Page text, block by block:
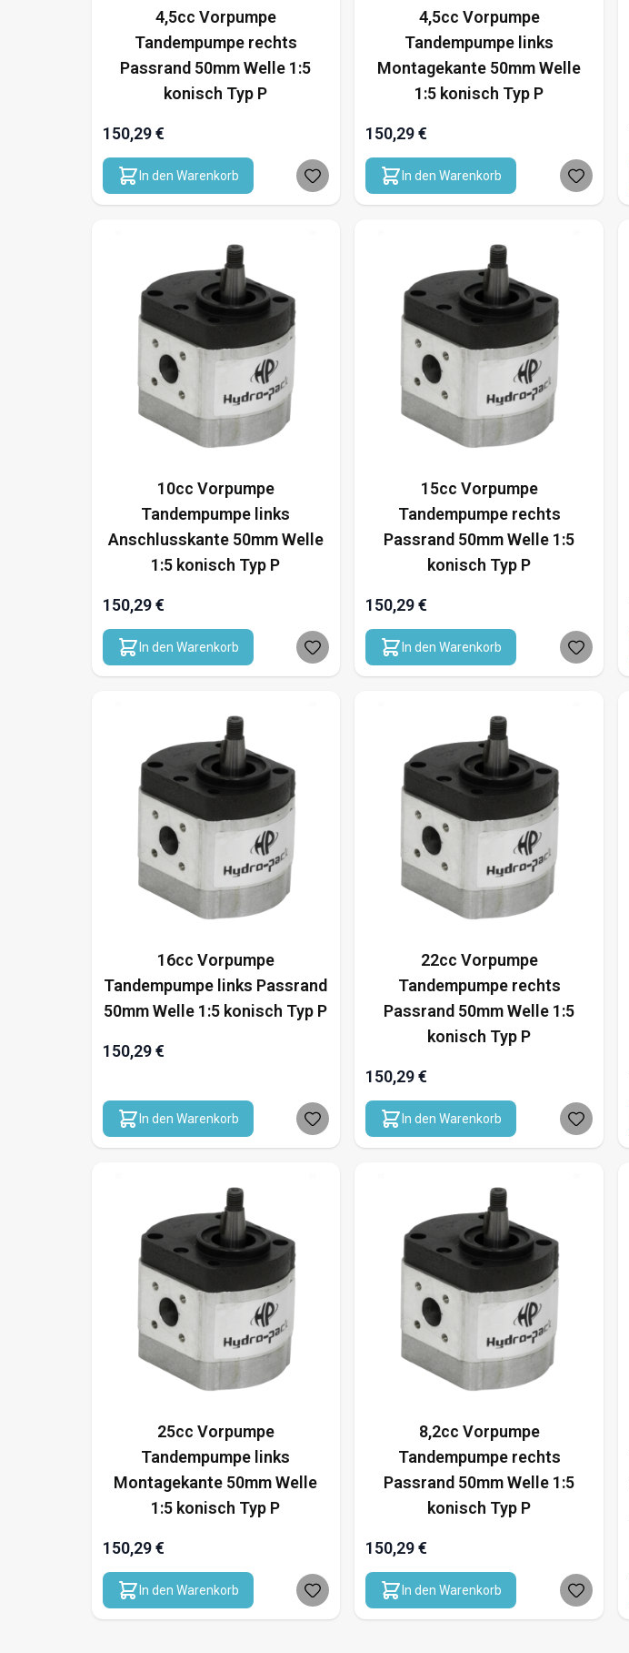
4,5cc Vorpumpe
Tandempumpe rechts
Passrand 50mm Welle 1:5
konisch Typ P
150,29 €
In den Warenkorb
4,5cc Vorpumpe
Tandempumpe links
Montagekante 50mm Welle
1:5 konisch Typ P
150,29 €
In den Warenkorb
10cc Vorpumpe
Tandempumpe links
Anschlusskante 50mm Welle
1:5 konisch Typ P
150,29 €
In den Warenkorb
15cc Vorpumpe
Tandempumpe rechts
Passrand 50mm Welle 1:5
konisch Typ P
150,29 €
In den Warenkorb
16cc Vorpumpe
Tandempumpe links Passrand
50mm Welle 1:5 konisch Typ P
150,29 €
In den Warenkorb
22cc Vorpumpe
Tandempumpe rechts
Passrand 50mm Welle 1:5
konisch Typ P
150,29 €
In den Warenkorb
25cc Vorpumpe
Tandempumpe links
Montagekante 50mm Welle
1:5 konisch Typ P
150,29 €
In den Warenkorb
8,2cc Vorpumpe
Tandempumpe rechts
Passrand 50mm Welle 1:5
konisch Typ P
150,29 €
In den Warenkorb